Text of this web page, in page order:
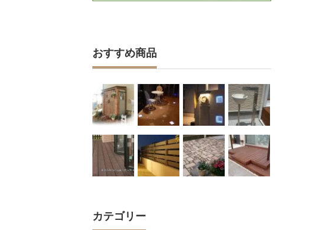
おすすめ商品
カテゴリー